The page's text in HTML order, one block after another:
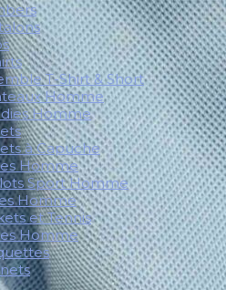
T-Shirt & Short
Homme
Homme
à Capuche
Homme
Sport Homme
Homme
et Tennis
Homme